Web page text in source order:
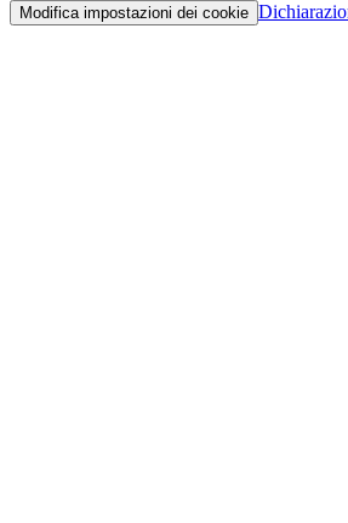
Modifica impostazioni dei cookie